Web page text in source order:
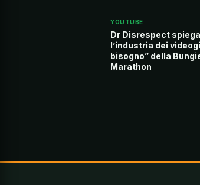
YOUTUBE
Dr Disrespect
l’industria dei
bisogno” della
Marathon